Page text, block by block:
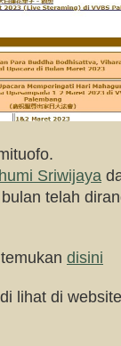
Sriwijaya
telah
disini
lihat di